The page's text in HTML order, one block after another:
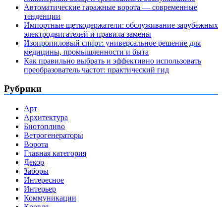
Автоматические гаражные ворота — современные
тенденции
Импортные щеткодержатели: обслуживание зарубежных
электродвигателей и правила замены
Изопропиловый спирт: универсальное решение для
медицины, промышленности и быта
Как правильно выбрать и эффективно использовать
преобразователь частот: практический гид
Рубрики
Арт
Архитектура
Биотопливо
Ветрогенераторы
Ворота
Главная категория
Декор
Заборы
Интересное
Интерьер
Коммуникации